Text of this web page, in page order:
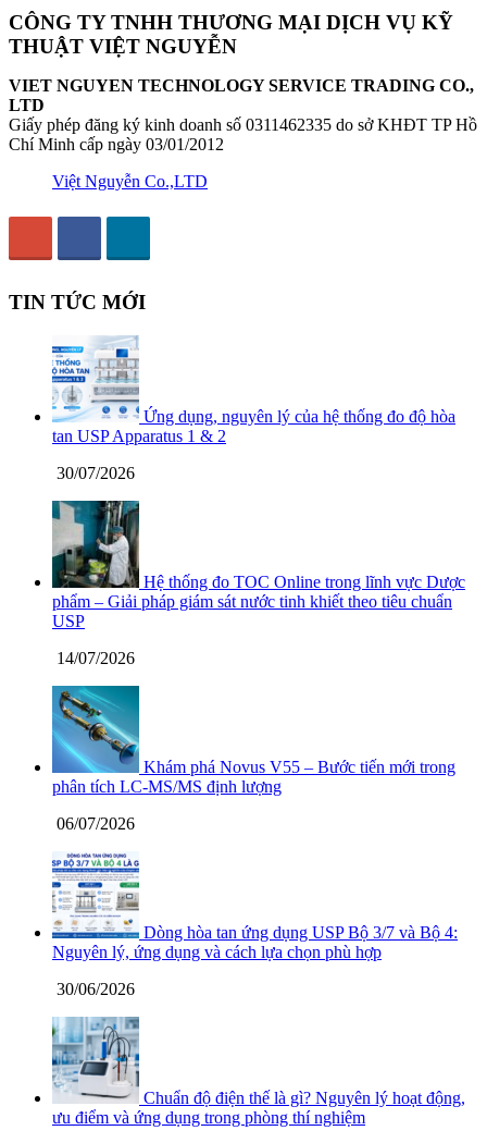
CÔNG TY TNHH THƯƠNG MẠI DỊCH VỤ KỸ
THUẬT VIỆT NGUYỄN
VIET NGUYEN TECHNOLOGY SERVICE TRADING CO.,
LTD
Giấy phép đăng ký kinh doanh số 0311462335 do sở KHĐT TP Hồ
Chí Minh cấp ngày 03/01/2012
Việt Nguyễn Co.,LTD
TIN TỨC MỚI
Ứng dụng, nguyên lý của hệ thống đo độ hòa
tan USP Apparatus 1 & 2
30/07/2026
Hệ thống đo TOC Online trong lĩnh vực Dược
phẩm – Giải pháp giám sát nước tinh khiết theo tiêu chuẩn
USP
14/07/2026
Khám phá Novus V55 – Bước tiến mới trong
phân tích LC-MS/MS định lượng
06/07/2026
Dòng hòa tan ứng dụng USP Bộ 3/7 và Bộ 4:
Nguyên lý, ứng dụng và cách lựa chọn phù hợp
30/06/2026
Chuẩn độ điện thế là gì? Nguyên lý hoạt động,
ưu điểm và ứng dụng trong phòng thí nghiệm